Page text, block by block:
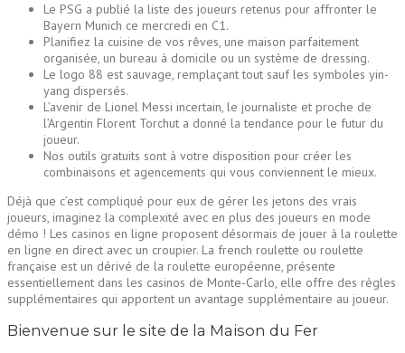
Le PSG a publié la liste des joueurs retenus pour affronter le
Bayern Munich ce mercredi en C1.
Planifiez la cuisine de vos rêves, une maison parfaitement
organisée, un bureau à domicile ou un système de dressing.
Le logo 88 est sauvage, remplaçant tout sauf les symboles yin-
yang dispersés.
L’avenir de Lionel Messi incertain, le journaliste et proche de
l’Argentin Florent Torchut a donné la tendance pour le futur du
joueur.
Nos outils gratuits sont à votre disposition pour créer les
combinaisons et agencements qui vous conviennent le mieux.
Déjà que c’est compliqué pour eux de gérer les jetons des vrais
joueurs, imaginez la complexité avec en plus des joueurs en mode
démo ! Les casinos en ligne proposent désormais de jouer à la roulette
en ligne en direct avec un croupier. La french roulette ou roulette
française est un dérivé de la roulette européenne, présente
essentiellement dans les casinos de Monte-Carlo, elle offre des règles
supplémentaires qui apportent un avantage supplémentaire au joueur.
Bienvenue sur le site de la Maison du Fer